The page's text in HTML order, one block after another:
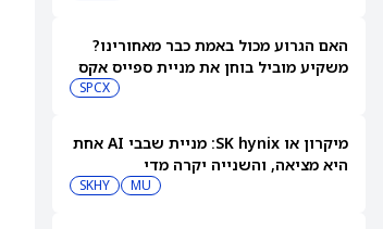
האם הגרוע מכול באמת כבר מאחורינו?
משקיע מוביל בוחן את מניית ספייס אקס
SPCX
מיקרון או SK hynix: מניית שבבי AI אחת
היא מציאה, והשנייה יקרה מדי
MU
SKHY